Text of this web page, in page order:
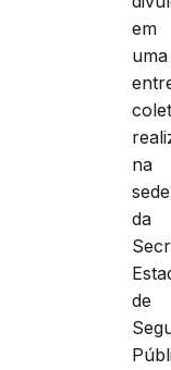
em
uma
na
sede
da
de